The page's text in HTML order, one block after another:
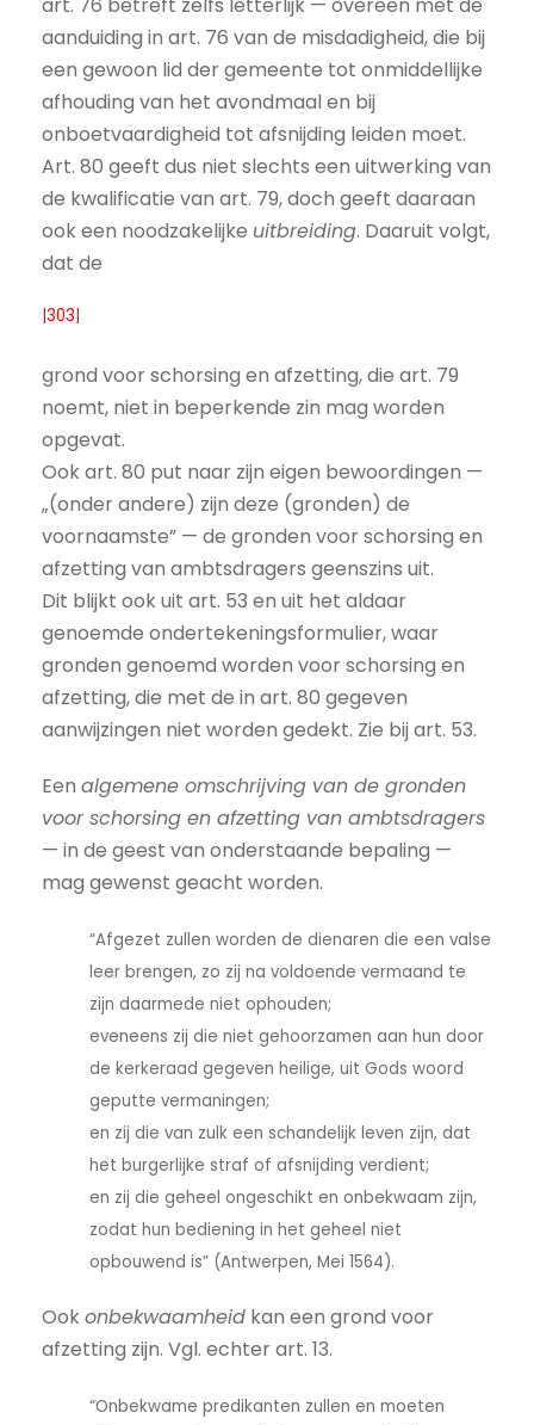
aanduiding in art. 76 van de misdadigheid, die bij
een gewoon lid der gemeente tot onmiddellijke
afhouding van het avondmaal en bij
onboetvaardigheid tot afsnijding leiden moet.
Art. 80 geeft dus niet slechts een uitwerking van
de kwalificatie van art. 79, doch geeft daaraan
ook een noodzakelijke uitbreiding. Daaruit volgt,
dat de
|303|
grond voor schorsing en afzetting, die art. 79
noemt, niet in beperkende zin mag worden
opgevat.
Ook art. 80 put naar zijn eigen bewoordingen —
„(onder andere) zijn deze (gronden) de
voornaamste” — de gronden voor schorsing en
afzetting van ambtsdragers geenszins uit.
Dit blijkt ook uit art. 53 en uit het aldaar
genoemde ondertekeningsformulier, waar
gronden genoemd worden voor schorsing en
afzetting, die met de in art. 80 gegeven
aanwijzingen niet worden gedekt. Zie bij art. 53.
Een algemene omschrijving van de gronden
voor schorsing en afzetting van ambtsdragers
— in de geest van onderstaande bepaling —
mag gewenst geacht worden.
“Afgezet zullen worden de dienaren die een valse
leer brengen, zo zij na voldoende vermaand te
zijn daarmede niet ophouden;
eveneens zij die niet gehoorzamen aan hun door
de kerkeraad gegeven heilige, uit Gods woord
geputte vermaningen;
en zij die van zulk een schandelijk leven zijn, dat
het burgerlijke straf of afsnijding verdient;
en zij die geheel ongeschikt en onbekwaam zijn,
zodat hun bediening in het geheel niet
opbouwend is” (Antwerpen, Mei 1564).
Ookonbekwaamheid kan een grond voor
afzetting zijn. Vgl. echter art. 13.
“Onbekwame predikanten zullen en moeten